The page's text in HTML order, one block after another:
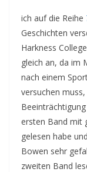
ich auf die Reihe
Geschichten
Harkness
gleich an, da im
nach einem
versuchen
ersten Band mit
gelesen habe
Bowen sehr
zweiten Band